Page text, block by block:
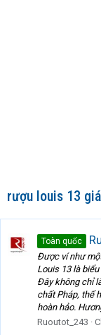
rượu louis 13
Toàn quốc
Được ví như
Louis 13 là
Đây không chỉ
chất Pháp, thể
hoàn hảo.
Ruoutot_243